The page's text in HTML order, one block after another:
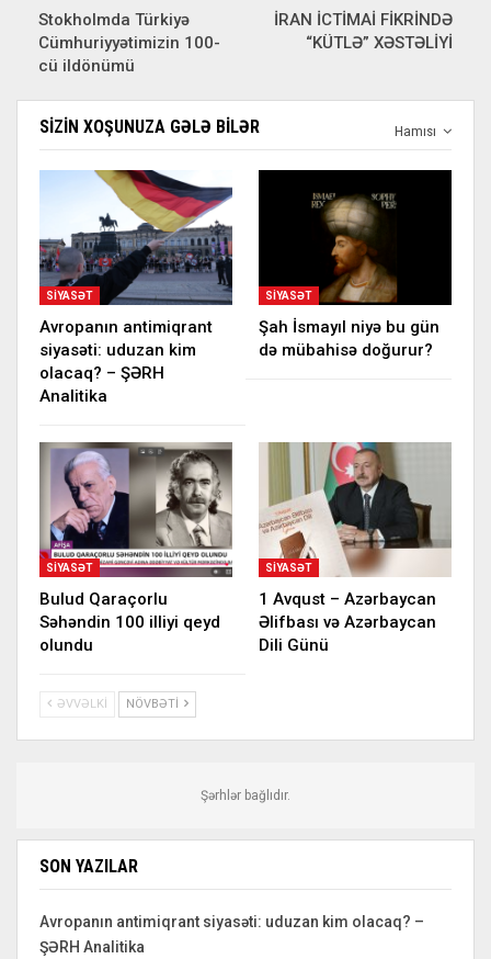
Stokholmda Türkiyə
Cümhuriyyətimizin 100-
cü ildönümü
İRAN İCTİMAİ FİKRİNDƏ
“KÜTLƏ” XƏSTƏLİYİ
Hamısı
SIZIN XOŞUNUZA GƏLƏ BILƏR
SIYASƏT
Avropanın antimiqrant
siyasəti: uduzan kim
olacaq? – ŞƏRH
Analitika
SIYASƏT
Şah İsmayıl niyə bu gün
də mübahisə doğurur?
SIYASƏT
Bulud Qaraçorlu
Səhəndin 100 illiyi qeyd
olundu
SIYASƏT
1 Avqust – Azərbaycan
Əlifbası və Azərbaycan
Dili Günü
ƏVVƏLKI NÖVBƏTI
Şərhlər bağlıdır.
SON YAZILAR
Avropanın antimiqrant siyasəti: uduzan kim olacaq? –
ŞƏRH Analitika